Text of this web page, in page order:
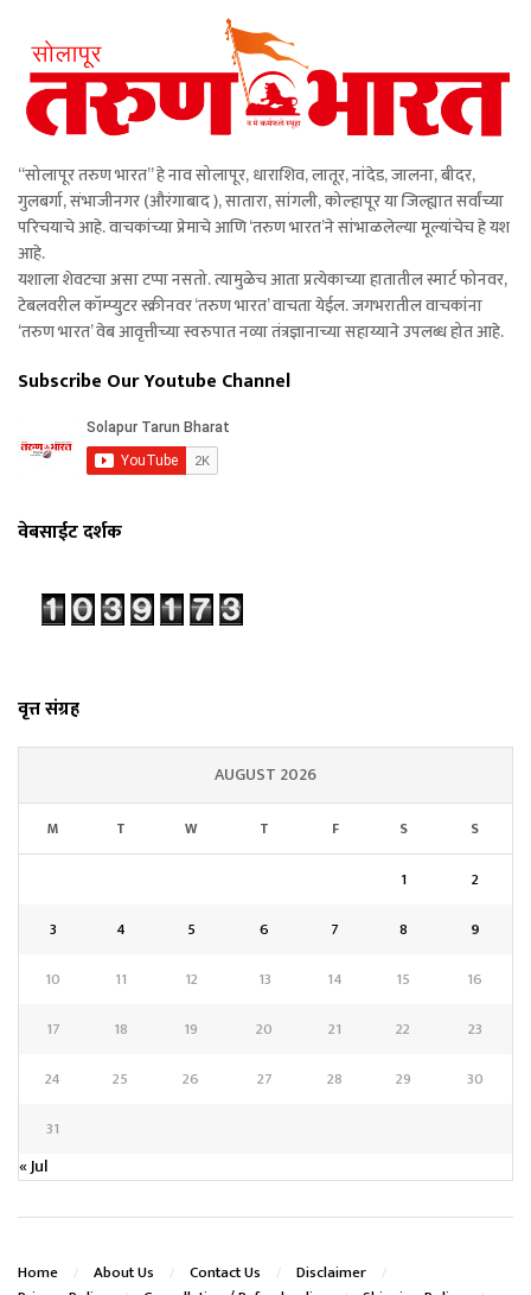
“सोलापूर तरुण भारत” हे नाव सोलापूर, धाराशिव, लातूर, नांदेड, जालना, बीदर,
गुलबर्गा, संभाजीनगर (औरंगाबाद ), सातारा, सांगली, कोल्हापूर या जिल्ह्यात सर्वांच्या
परिचयाचे आहे. वाचकांच्या प्रेमाचे आणि ‘तरुण भारत’ने सांभाळलेल्या मूल्यांचेच हे यश
आहे.
यशाला शेवटचा असा टप्पा नसतो. त्यामुळेच आता प्रत्येकाच्या हातातील स्मार्ट फोनवर,
टेबलवरील कॉम्प्युटर स्क्रीनवर ‘तरुण भारत’ वाचता येईल. जगभरातील वाचकांना
‘तरुण भारत’ वेब आवृत्तीच्या स्वरुपात नव्या तंत्रज्ञानाच्या सहाय्याने उपलब्ध होत आहे.
Subscribe Our Youtube Channel
वेबसाईट दर्शक
वृत्त संग्रह
AUGUST 2026
M T W T F S S
1
2
3
4 5 6 7 8
9
10
11 12 13 14 15
16
17
18 19 20 21 22
23
24
25 26 27 28 29
30
31
« Jul
Home About Us Contact Us
Disclaimer